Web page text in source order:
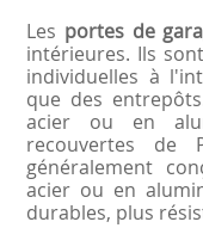
Les portes de
intérieures. Ils
individuelles à
que des
acier ou en
recouvertes de
généralement
acier ou en
durables, plus